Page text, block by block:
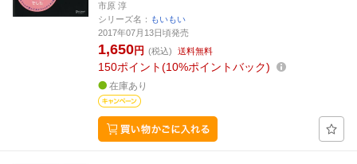
市原 淳
シリーズ名： もいもい
2017年07月13日頃発売
1,650円 (税込) 送料無料
150ポイント 10%ポイントバック
在庫あり